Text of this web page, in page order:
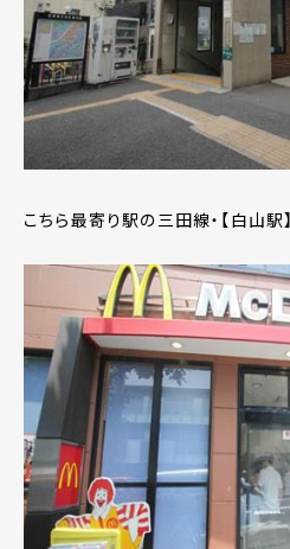
こちら最寄り駅の三田線・【白山駅